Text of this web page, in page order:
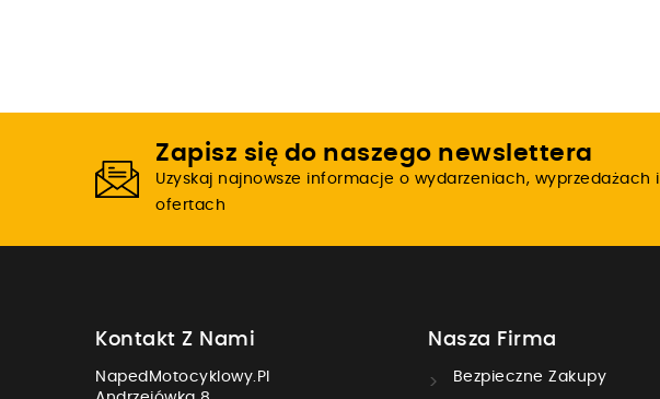
Zapisz się do naszego newslettera
Uzyskaj najnowsze informacje o wydarzeniach, wyprzedażach i
ofertach
Kontakt Z Nami
NapedMotocyklowy.pl
Nasza Firma
Bezpieczne Zakupy